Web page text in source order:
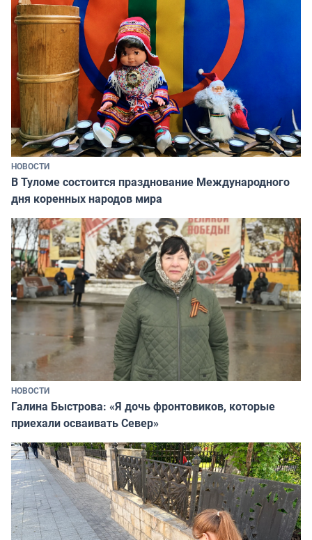
НОВОСТИ
В Туломе состоится празднование Международного
дня коренных народов мира
НОВОСТИ
Галина Быстрова: «Я дочь фронтовиков, которые
приехали осваивать Север»